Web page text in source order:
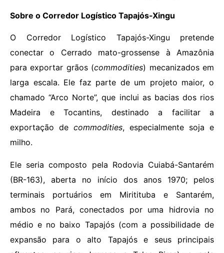
Sobre o Corredor Logístico Tapajós-Xingu
O Corredor Logístico Tapajós-Xingu pretende
conectar o Cerrado mato-grossense à Amazônia
para exportar grãos (commodities) mecanizados em
larga escala. Ele faz parte de um projeto maior, o
chamado “Arco Norte”, que inclui as bacias dos rios
Madeira e Tocantins, destinado a facilitar a
exportação de commodities, especialmente soja e
milho.
Ele seria composto pela Rodovia Cuiabá-Santarém
(BR-163), aberta no início dos anos 1970; pelos
terminais portuários em Miritituba e Santarém,
ambos no Pará, conectados por uma hidrovia no
médio e no baixo Tapajós (com a possibilidade de
expansão para o alto Tapajós e seus principais